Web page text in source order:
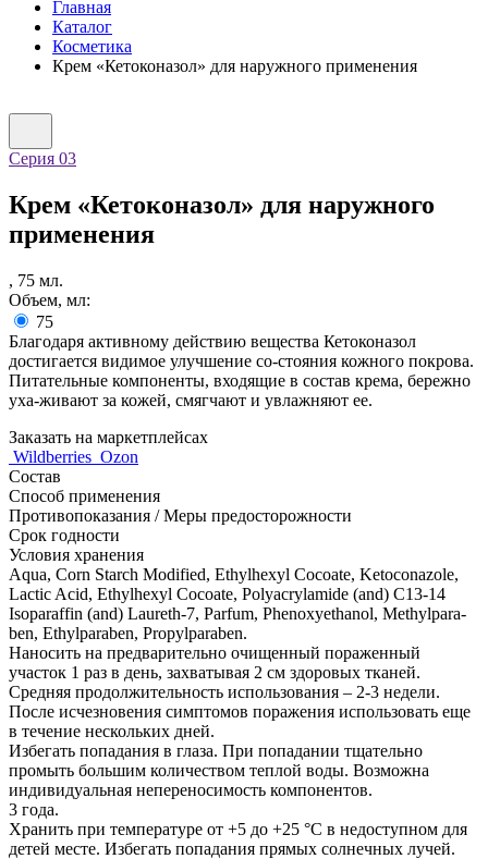
Главная
Каталог
Косметика
Крем «Кетоконазол» для наружного применения
Серия 03
Крем «Кетоконазол» для наружного
применения
, 75 мл.
Объем, мл:
75
Благодаря активному действию вещества Кетоконазол
достигается видимое улучшение со-стояния кожного покрова.
Питательные компоненты, входящие в состав крема, бережно
уха-живают за кожей, смягчают и увлажняют ее.
Заказать на маркетплейсах
Wildberries Ozon
Состав
Способ применения
Противопоказания / Меры предосторожности
Срок годности
Условия хранения
Aqua, Corn Starch Modified, Ethylhexyl Cocoate, Ketoconazole,
Lactic Acid, Ethylhexyl Cocoate, Polyacrylamide (and) C13-14
Isoparaffin (and) Laureth-7, Parfum, Phenoxyethanol, Methylpara-
ben, Ethylparaben, Propylparaben.
Наносить на предварительно очищенный пораженный
участок 1 раз в день, захватывая 2 см здоровых тканей.
Средняя продолжительность использования – 2-3 недели.
После исчезновения симптомов поражения использовать еще
в течение нескольких дней.
Избегать попадания в глаза. При попадании тщательно
промыть большим количеством теплой воды. Возможна
индивидуальная непереносимость компонентов.
3 года.
Хранить при температуре от +5 до +25 °C в недоступном для
детей месте. Избегать попадания прямых солнечных лучей.